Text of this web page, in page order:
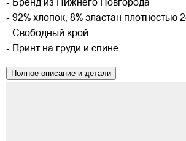
- Бренд из Нижнего Новгорода
- 92% хлопок, 8% эластан плотностью
- Свободный крой
- Принт на груди и спине
Полное описание и детали